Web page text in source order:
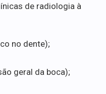
de radiologia à
no dente);
geral da boca);